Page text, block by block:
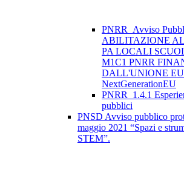
PNRR_Avviso
ABILITAZIONE
PA LOCALI
M1C1 PNRR
DALL'UNIONE
NextGenerationEU
PNRR_1.4.1
pubblici
PNSD Avviso pubblico
maggio 2021 “Spazi e
STEM”.